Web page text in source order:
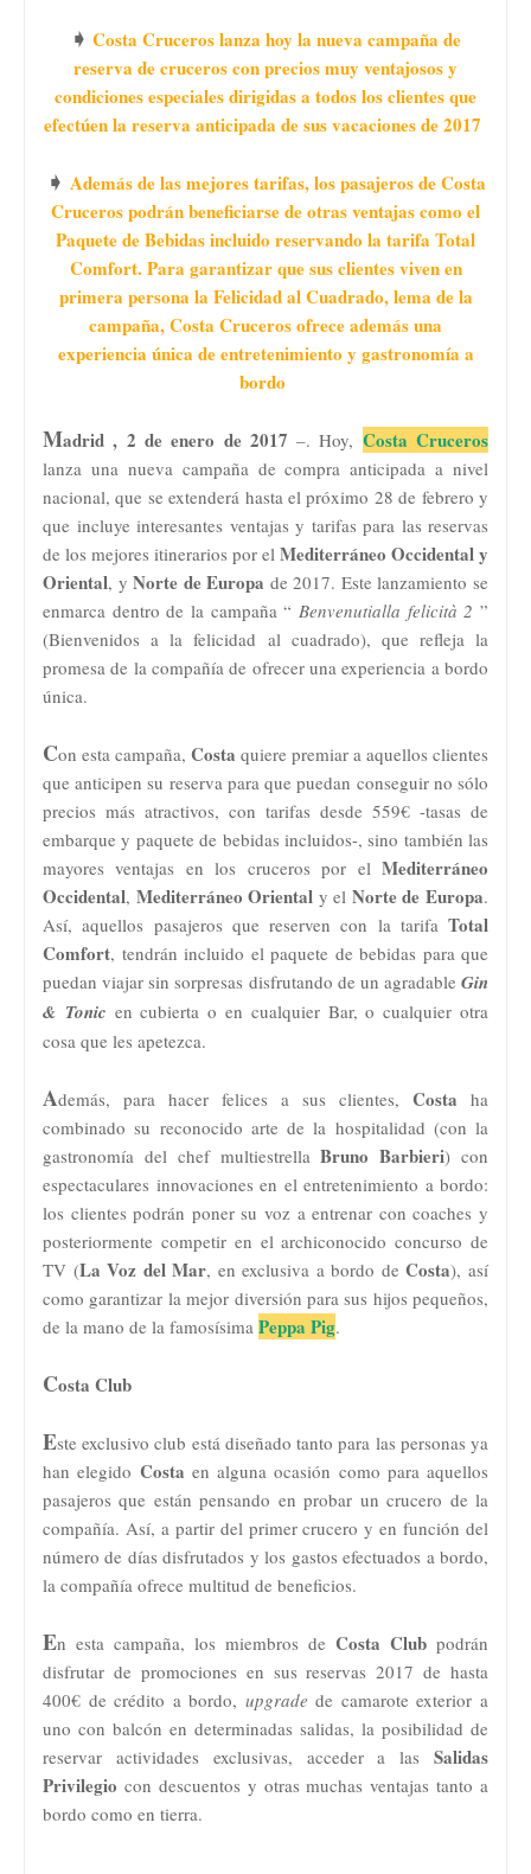
➧ Costa Cruceros lanza hoy la nueva campaña de
reserva de cruceros con precios muy ventajosos y
condiciones especiales dirigidas a todos los clientes que
efectúen la reserva anticipada de sus vacaciones de 2017
➧ Además de las mejores tarifas, los pasajeros de Costa
Cruceros podrán beneficiarse de otras ventajas como el
Paquete de Bebidas incluido reservando la tarifa Total
Comfort. Para garantizar que sus clientes viven en
primera persona la Felicidad al Cuadrado, lema de la
campaña, Costa Cruceros ofrece además una
experiencia única de entretenimiento y gastronomía a
bordo
Madrid , 2 de enero de 2017 –. Hoy, Costa Cruceros
lanza una nueva campaña de compra anticipada a nivel
nacional, que se extenderá hasta el próximo 28 de febrero y
que incluye interesantes ventajas y tarifas para las reservas
de los mejores itinerarios por el Mediterráneo Occidental y
Oriental, yNorte de Europa de 2017. Este lanzamiento se
enmarca dentro de la campaña “ Benvenutialla felicità 2 ”
(Bienvenidos a la felicidad al cuadrado), que refleja la
promesa de la compañía de ofrecer una experiencia a bordo
única.
Con esta campaña, Costa quiere premiar a aquellos clientes
que anticipen su reserva para que puedan conseguir no sólo
precios más atractivos, con tarifas desde 559€ -tasas de
embarque y paquete de bebidas incluidos-, sino también las
mayores ventajas en los cruceros por el Mediterráneo
Occidental, Mediterráneo Oriental y el Norte de Europa.
Así, aquellos pasajeros que reserven con la tarifa Total
Comfort, tendrán incluido el paquete de bebidas para que
puedan viajar sin sorpresas disfrutando de un agradable Gin
& Tonic en cubierta o en cualquier Bar, o cualquier otra
cosa que les apetezca.
Además, para hacer felices a sus clientes, Costa ha
combinado su reconocido arte de la hospitalidad (con la
gastronomía del chef multiestrellaBruno Barbieri) con
espectaculares innovaciones en el entretenimiento a bordo:
los clientes podrán poner su voz a entrenar con coaches y
posteriormente competir en el archiconocido concurso de
TV (La Voz del Mar, en exclusiva a bordo deCosta), así
como garantizar la mejor diversión para sus hijos pequeños,
de la mano de la famosísima Peppa Pig.
Costa Club
Este exclusivo club está diseñado tanto para las personas ya
han elegido Costa en alguna ocasión como para aquellos
pasajeros que están pensando en probar un crucero de la
compañía. Así, a partir del primer crucero y en función del
número de días disfrutados y los gastos efectuados a bordo,
la compañía ofrece multitud de beneficios.
En esta campaña, los miembros de Costa Club podrán
disfrutar de promociones en sus reservas 2017 de hasta
400€ de crédito a bordo, upgrade de camarote exterior a
uno con balcón en determinadas salidas, la posibilidad de
reservar actividades exclusivas, acceder a las Salidas
Privilegio con descuentos y otras muchas ventajas tanto a
bordo como en tierra.